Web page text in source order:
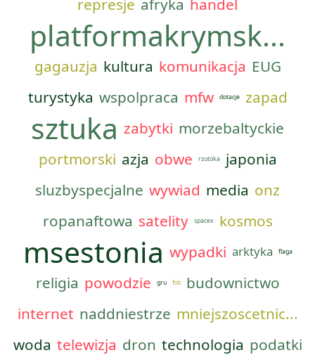
represje afryka handel
platformakrymsk...
gagauzja kultura komunikacja EUG
turystyka wspolpraca mfw dotacje zapad
sztuka zabytki morzebaltyckie
portmorski azja obwe rzutoka
japonia
sluzbyspecjalne wywiad media onz
ropanaftowa satelity spacex kosmos
msestonia wypadki arktyka flaga
religia powodzie gru fsb
budownictwo
internet naddniestrze mniejszoscetnic...
woda telewizja dron technologia podatki